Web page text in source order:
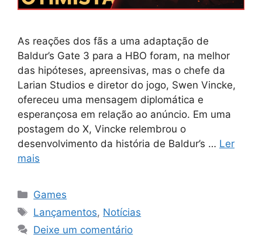
As reações dos fãs a uma adaptação de
Baldur’s Gate 3 para a HBO foram, na melhor
das hipóteses, apreensivas, mas o chefe da
Larian Studios e diretor do jogo, Swen Vincke,
ofereceu uma mensagem diplomática e
esperançosa em relação ao anúncio. Em uma
postagem do X, Vincke relembrou o
desenvolvimento da história de Baldur’s … Ler
mais
Categorias
Games
Tags
Lançamentos, Notícias
Deixe um comentário